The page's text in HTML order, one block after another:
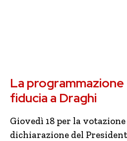
La programmazione
fiducia a Draghi
Giovedì 18 per la
dichiarazione del